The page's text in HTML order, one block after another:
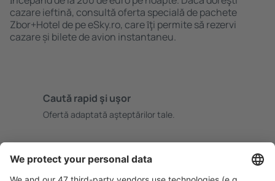
cazare ieftină, consultă oferta specială de pachete
Zbor+Hotel de pe eSky.ro, care ȋţi permite să rezervi
cazare și bilete de avion instantaneu.
Caută rapid şi uşor
Ofertă adaptată aşteptărilor tale.
Rezervare fără griji cu opțiune gratuită de anulare.